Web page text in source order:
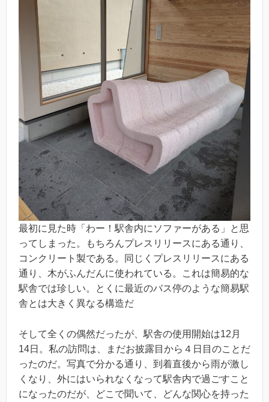
最初に見た時「わー！駅舎内にソファーがある」と思
ってしまった。もちろんプレスリリースにある通り、
コンクリート製である。同じくプレスリリースにある
通り、木がふんだんに使われている。これは簡易的な
駅舎では珍しい。とくに最近のバス停のような簡易駅
舎とは大きく異なる構造だ
そして全くの偶然だったが、駅舎の使用開始は12月
14日。私の訪問は、まだお披露目から４日目のことだ
ったのだ。写真で分かる通り、到着直後から雨が激し
くなり、外にはいられなくなって駅舎内で過ごすこと
になったのだが、どこで聞いて、どんな関心を持った